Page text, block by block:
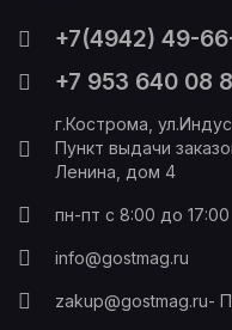
+7(4942) 49-
+7 953 640 08
г.Кострома,
Пункт выдачи
Ленина, дом 4
пн-пт с 8:00 до 17:00
info@gostmag.ru
zakup@gostmag.ru-